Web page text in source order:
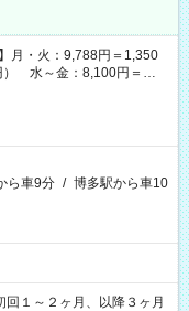
月・火：9,788円＝1,350
） 水～金：8,100円＝
ら車9分 / 博多駅から車10
１～２ヶ月、以降３ヶ月